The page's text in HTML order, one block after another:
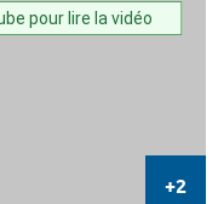
pour lire la vidéo